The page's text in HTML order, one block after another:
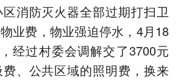
消防灭火器全部过期打扫卫
业费，物业强迫停水，4月18
经过村委会调解交了3700元
、公共区域的照明费，换来